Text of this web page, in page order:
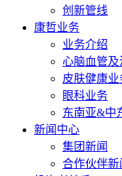
创新管线
康哲业务
业务介绍
心脑血管及
皮肤健康业
眼科业务
东南亚&中
新闻中心
集团新闻
合作伙伴新